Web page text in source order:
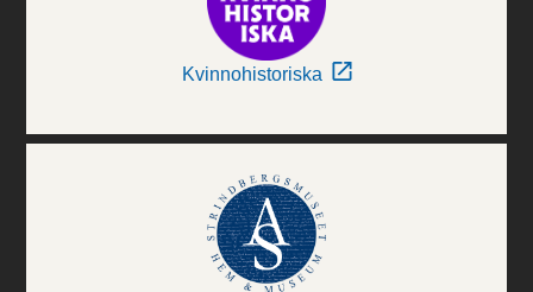
Kvinnohistoriska